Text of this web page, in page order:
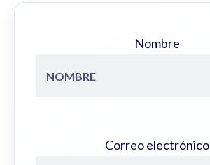
Nombre
Correo electrónico